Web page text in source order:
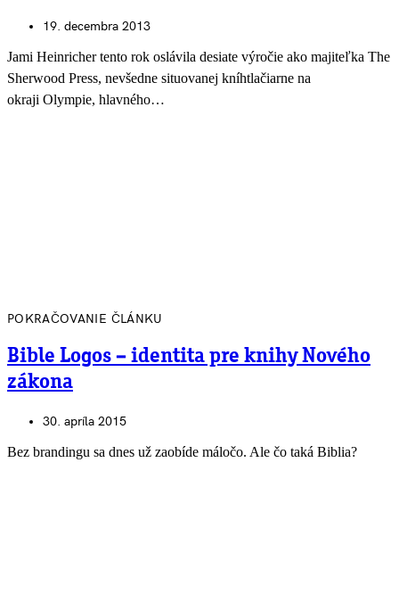
19. decembra 2013
Jami Heinricher tento rok oslávila desiate výročie ako majiteľka The
Sherwood Press, nevšedne situovanej kníhtlačiarne na
okraji Olympie, hlavného…
POKRAČOVANIE ČLÁNKU
Bible Logos – identita pre knihy Nového
zákona
30. apríla 2015
Bez brandingu sa dnes už zaobíde máločo. Ale čo taká Biblia?